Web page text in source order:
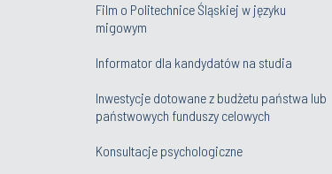
Film o Politechnice Śląskiej w języku
migowym
Informator dla kandydatów na studia
Inwestycje dotowane z budżetu państwa lub
państwowych funduszy celowych
Konsultacje psychologiczne